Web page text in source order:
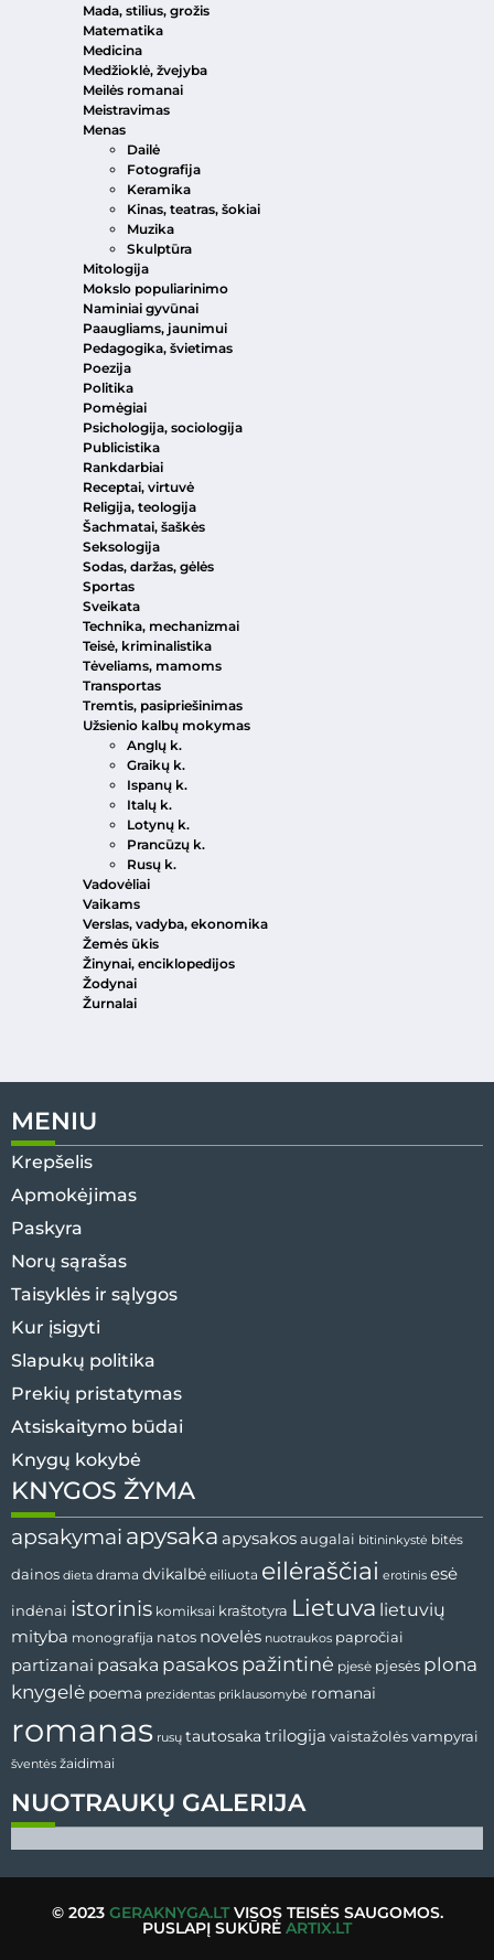
Mada, stilius, grožis
Matematika
Medicina
Medžioklė, žvejyba
Meilės romanai
Meistravimas
Menas
Dailė
Fotografija
Keramika
Kinas, teatras, šokiai
Muzika
Skulptūra
Mitologija
Mokslo populiarinimo
Naminiai gyvūnai
Paaugliams, jaunimui
Pedagogika, švietimas
Poezija
Politika
Pomėgiai
Psichologija, sociologija
Publicistika
Rankdarbiai
Receptai, virtuvė
Religija, teologija
Šachmatai, šaškės
Seksologija
Sodas, daržas, gėlės
Sportas
Sveikata
Technika, mechanizmai
Teisė, kriminalistika
Tėveliams, mamoms
Transportas
Tremtis, pasipriešinimas
Užsienio kalbų mokymas
Anglų k.
Graikų k.
Ispanų k.
Italų k.
Lotynų k.
Prancūzų k.
Rusų k.
Vadovėliai
Vaikams
Verslas, vadyba, ekonomika
Žemės ūkis
Žinynai, enciklopedijos
Žodynai
Žurnalai
MENIU
Krepšelis
Apmokėjimas
Paskyra
Norų sąrašas
Taisyklės ir sąlygos
Kur įsigyti
Slapukų politika
Prekių pristatymas
Atsiskaitymo būdai
Knygų kokybė
NUOTRAUKŲ GALERIJA
KNYGOS ŽYMA
apsakymai apysaka apysakos augalai bitininkystė bitės
dainos dieta drama dvikalbė eiliuota eilėraščiai erotinis esė
indėnai istorinis komiksai kraštotyra Lietuva lietuvių
mityba monografija natos novelės nuotraukos papročiai
partizanai pasaka pasakos pažintinė pjesė pjesės plona
knygelė poema prezidentas priklausomybė romanai
romanas rusų tautosaka trilogija vaistažolėsvampyrai
šventės žaidimai
© 2023 GERAKNYGA.LTVISOS TEISĖS SAUGOMOS.
PUSLAPĮ SUKŪRĖ ARTIX.LT